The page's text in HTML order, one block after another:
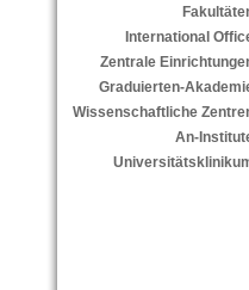
International
Zentrale
Graduierten-
Wissenschaftliche
An-